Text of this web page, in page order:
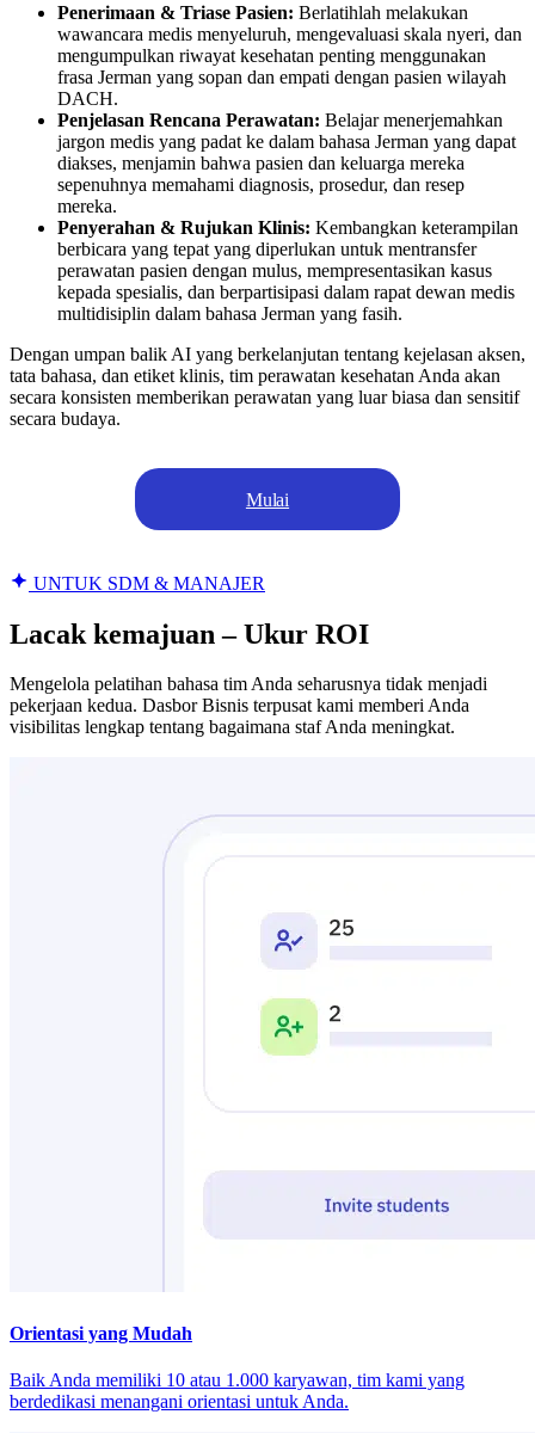
Penerimaan & Triase Pasien: Berlatihlah melakukan
wawancara medis menyeluruh, mengevaluasi skala nyeri, dan
mengumpulkan riwayat kesehatan penting menggunakan
frasa Jerman yang sopan dan empati dengan pasien wilayah
DACH.
Penjelasan Rencana Perawatan: Belajar menerjemahkan
jargon medis yang padat ke dalam bahasa Jerman yang dapat
diakses, menjamin bahwa pasien dan keluarga mereka
sepenuhnya memahami diagnosis, prosedur, dan resep
mereka.
Penyerahan & Rujukan Klinis: Kembangkan keterampilan
berbicara yang tepat yang diperlukan untuk mentransfer
perawatan pasien dengan mulus, mempresentasikan kasus
kepada spesialis, dan berpartisipasi dalam rapat dewan medis
multidisiplin dalam bahasa Jerman yang fasih.
Dengan umpan balik AI yang berkelanjutan tentang kejelasan aksen,
tata bahasa, dan etiket klinis, tim perawatan kesehatan Anda akan
secara konsisten memberikan perawatan yang luar biasa dan sensitif
secara budaya.
Mulai
UNTUK SDM & MANAJER
Lacak kemajuan – Ukur ROI
Mengelola pelatihan bahasa tim Anda seharusnya tidak menjadi
pekerjaan kedua. Dasbor Bisnis terpusat kami memberi Anda
visibilitas lengkap tentang bagaimana staf Anda meningkat.
Orientasi yang Mudah
Baik Anda memiliki 10 atau 1.000 karyawan, tim kami yang
berdedikasi menangani orientasi untuk Anda.